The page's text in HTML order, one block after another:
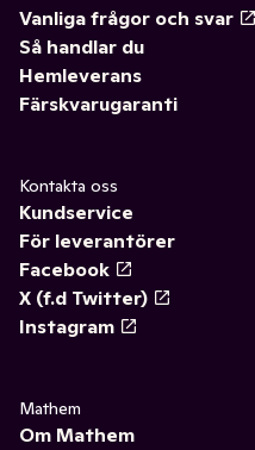
Vanliga frågor och svar
Så handlar du
Hemleverans
Färskvarugaranti
Kontakta oss
Kundservice
För leverantörer
Facebook
X (f.d Twitter)
Instagram
Mathem
Om Mathem